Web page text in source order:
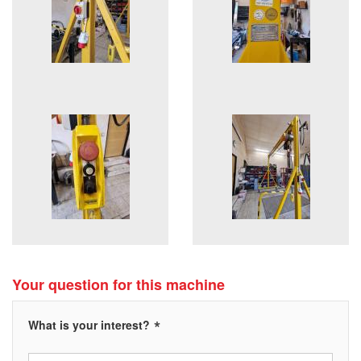
Your question for this machine
What is your interest? *